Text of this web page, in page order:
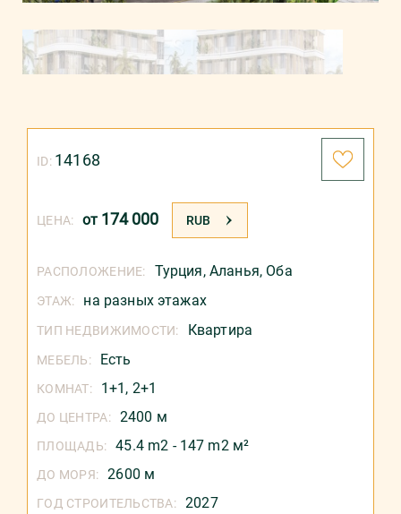
ЦЕНА: от 174 000 RUB
ID: 14168
РАСПОЛОЖЕНИЕ: Турция, Аланья, Оба
ЭТАЖ: на разных этажах
ТИП НЕДВИЖИМОСТИ: Квартира
МЕБЕЛЬ: Есть
КОМНАТ: 1+1, 2+1
ДО ЦЕНТРА: 2400 м
ПЛОЩАДЬ: 45.4 m2 - 147 m2 м²
ДО МОРЯ: 2600 м
ГОД СТРОИТЕЛЬСТВА: 2027